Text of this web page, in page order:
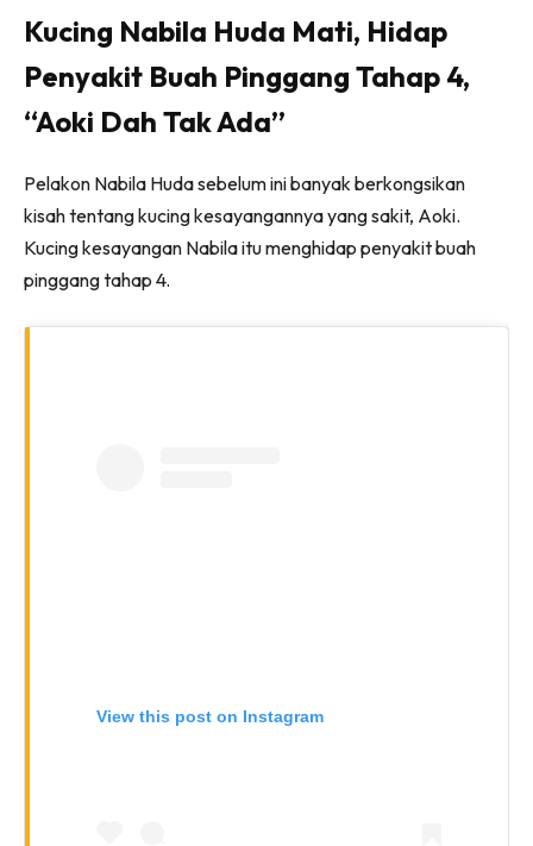
Kucing Nabila Huda Mati, Hidap
Penyakit Buah Pinggang Tahap 4,
“Aoki Dah Tak Ada”
Pelakon Nabila Huda sebelum ini banyak berkongsikan
kisah tentang kucing kesayangannya yang sakit, Aoki.
Kucing kesayangan Nabila itu menghidap penyakit buah
pinggang tahap 4.
View this post on Instagram